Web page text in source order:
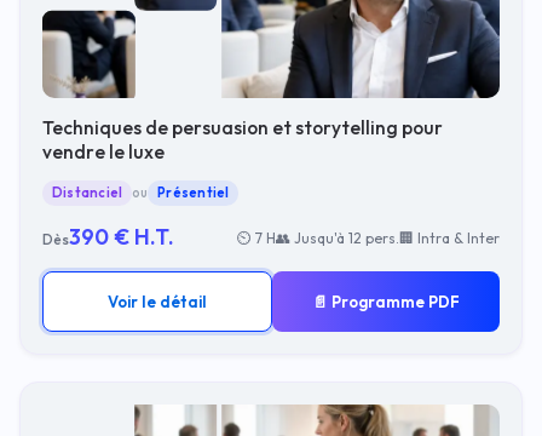
Techniques de persuasion et storytelling pour
vendre le luxe
Distanciel ou Présentiel
Dès390 € H.T. ⏲ 7 H👥 Jusqu'à 12 pers. 🏢 Intra & Inter
Voir le détail 📄 Programme PDF